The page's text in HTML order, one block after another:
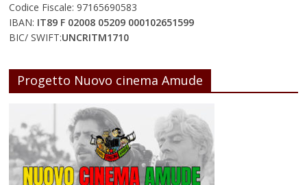
Codice Fiscale: 97165690583
IBAN: IT89 F 02008 05209 000102651599
BIC/ SWIFT:UNCRITM1710
Progetto Nuovo cinema Amude